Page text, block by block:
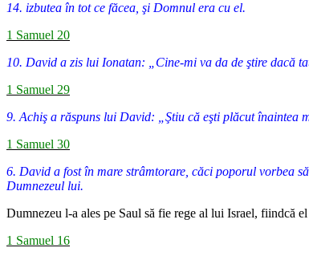
14. izbutea în tot ce făcea, şi Domnul era cu el.
1 Samuel 20
10. David a zis lui Ionatan: „Cine-mi va da de ştire dacă
1 Samuel 29
9. Achiş a răspuns lui David: „Ştiu că eşti plăcut înaintea
1 Samuel 30
6. David a fost în mare strâmtorare, căci poporul vorbea
Dumnezeul lui.
Dumnezeu l-a ales pe Saul să fie rege al lui Israel, fiindcă
1 Samuel 16